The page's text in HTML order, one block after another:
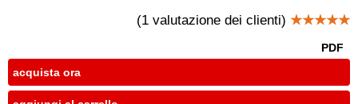
(1 valutazione dei clienti) ★★★★★
PDF
acquista ora